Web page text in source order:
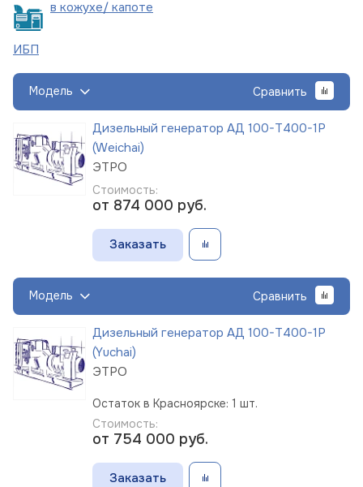
в кожухе/ капоте
ИБП
Модель Сравнить
Дизельный генератор АД 100-Т400-1Р
(Weichai)
ЭТРО
Стоимость:
от 874 000 руб.
Заказать
Модель Сравнить
Дизельный генератор АД 100-Т400-1Р
(Yuchai)
ЭТРО
Остаток в Красноярске: 1 шт.
Стоимость:
от 754 000 руб.
Заказать